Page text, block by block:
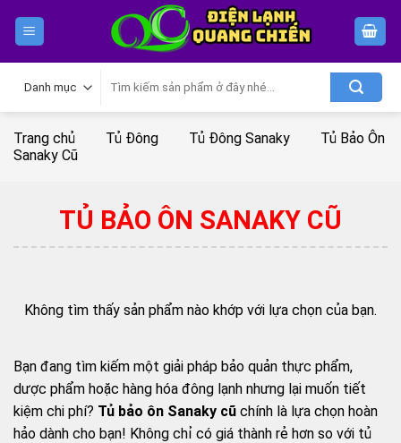
kiếm:
Trang chủ Tủ Đông Tủ Đông Sanaky
Tủ Bảo Ôn
Sanaky Cũ
TỦ BẢO ÔN SANAKY CŨ
Bạn đang tìm kiếm một giải pháp bảo quản thực phẩm,
dược phẩm hoặc hàng hóa đông lạnh nhưng lại muốn tiết
kiệm chi phí? Tủ bảo ôn Sanaky cũ chính là lựa chọn hoàn
hảo dành cho bạn! Không chỉ có giá thành rẻ hơn so với tủ
Không tìm thấy sản phẩm nào khớp với lựa chọn của bạn.